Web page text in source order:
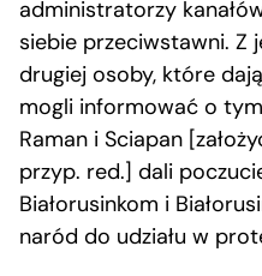
administratorzy
siebie przeciwstawni. Z
drugiej osoby, które
mogli informować o
Raman i Sciapan
przyp. red.] dali
Białorusinkom i
naród do udziału w